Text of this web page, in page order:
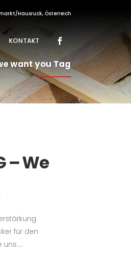
Hausruck, Österreich
KONTAKT
want you Tag
– We
für den